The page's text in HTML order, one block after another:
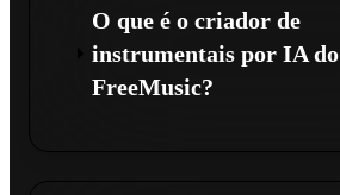
O que é o criador de
instrumentais por IA do
FreeMusic?